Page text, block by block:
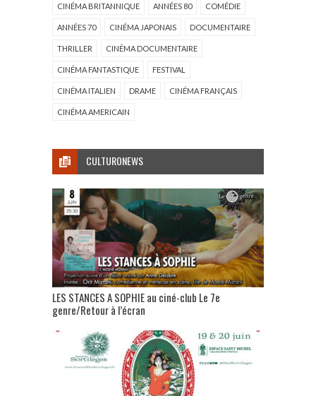
CINÉMA BRITANNIQUE ANNÉES 80 COMÉDIE
ANNÉES 70 CINÉMA JAPONAIS DOCUMENTAIRE
THRILLER CINÉMA DOCUMENTAIRE
CINÉMA FANTASTIQUE FESTIVAL
CINÉMA ITALIEN DRAME CINÉMA FRANÇAIS
CINÉMA AMERICAIN
CULTURONEWS
LES STANCES A SOPHIE au ciné-club Le 7e
genre/Retour à l’écran